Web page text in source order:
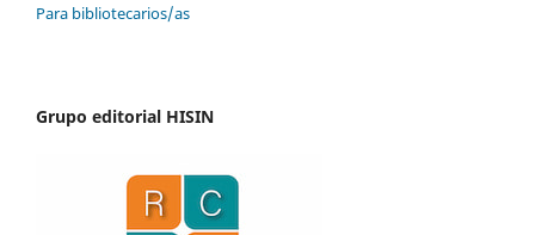
Para bibliotecarios/as
Grupo editorial HISIN